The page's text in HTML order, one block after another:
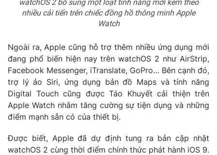
Giải sao mai
Sao
Làm đẹp
Giáo dục
Học trực tuyến
Hitech Công nghệ tương lai
Sản phẩm
Thị trường
Tư vấn
Giao lưu trực tuyến
Lịch phát sóng
Emagazine Podcast
watchOS 2 bổ sung một loạt tính năng mới kèm theo
nhiều cải tiến trên chiếc đồng hồ thông minh Apple
Watch
Ngoài ra, Apple cũng hỗ trợ thêm nhiều ứng dụng mới
đang phổ biến hiện nay trên watchOS 2 như AirStrip,
Facebook Messenger, iTranslate, GoPro… Bên cạnh đó,
trợ lý ảo Siri, ứng dụng bản đồ Maps và tính năng
Digital Touch cũng được Táo Khuyết cải thiện trên
Apple Watch nhằm tăng cường sự tiện dụng và những
điểm mạnh sẵn có của thiết bị.
Được biết, Apple đã dự định tung ra bản cập nhật
watchOS 2 cùng thời điểm chính thức phát hành iOS 9.